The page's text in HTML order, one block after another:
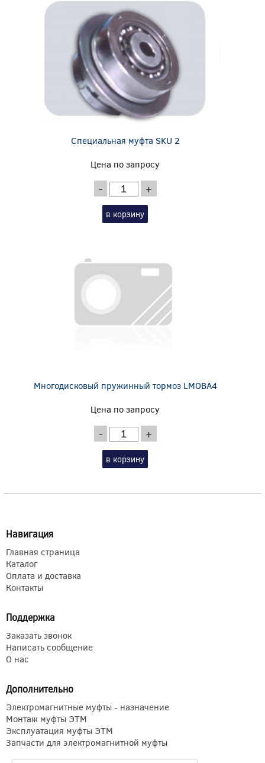
Специальная муфта SKU 2
Цена по запросу
- +
в корзину
Многодисковый пружинный тормоз LMOBA4
Цена по запросу
- +
в корзину
Навигация
Главная страница
Каталог
Оплата и доставка
Контакты
Поддержка
Заказать звонок
Написать сообщение
О нас
Дополнительно
Электромагнитные муфты - назначение
Монтаж муфты ЭТМ
Эксплуатация муфты ЭТМ
Запчасти для электромагнитной муфты